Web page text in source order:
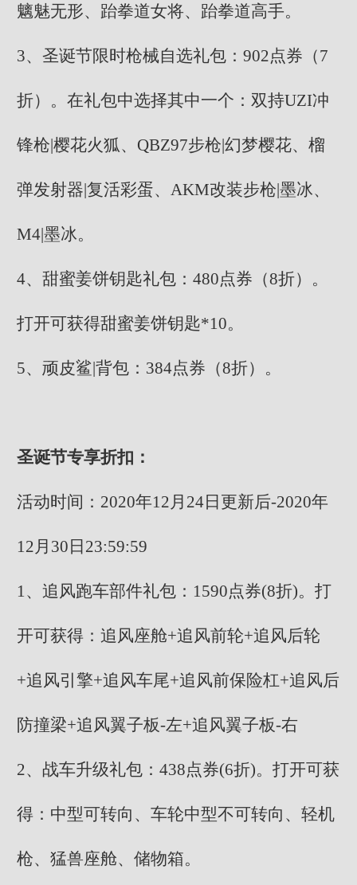
魑魅无形、跆拳道女将、跆拳道高手。
3、圣诞节限时枪械自选礼包：902点券（7
折）。在礼包中选择其中一个：双持UZI冲
锋枪|樱花火狐、QBZ97步枪|幻梦樱花、榴
弹发射器|复活彩蛋、AKM改装步枪|墨冰、
M4|墨冰。
4、甜蜜姜饼钥匙礼包：480点券（8折）。
打开可获得甜蜜姜饼钥匙*10。
5、顽皮鲨|背包：384点券（8折）。
圣诞节专享折扣：
活动时间：2020年12月24日更新后-2020年
12月30日23:59:59
1、追风跑车部件礼包：1590点券(8折)。打
开可获得：追风座舱+追风前轮+追风后轮
+追风引擎+追风车尾+追风前保险杠+追风后
防撞梁+追风翼子板-左+追风翼子板-右
2、战车升级礼包：438点券(6折)。打开可获
得：中型可转向、车轮中型不可转向、轻机
枪、猛兽座舱、储物箱。